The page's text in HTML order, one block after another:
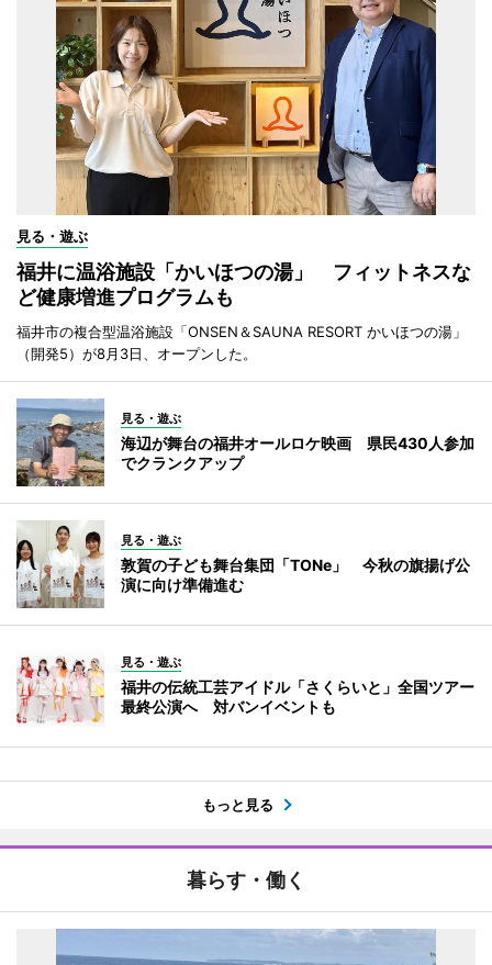
見る・遊ぶ
福井に温浴施設「かいほつの湯」 フィットネスな
ど健康増進プログラムも
福井市の複合型温浴施設「ONSEN＆SAUNA RESORT かいほつの湯」
（開発5）が8月3日、オープンした。
見る・遊ぶ
海辺が舞台の福井オールロケ映画 県民430人参加
でクランクアップ
見る・遊ぶ
敦賀の子ども舞台集団「TONe」 今秋の旗揚げ公
演に向け準備進む
見る・遊ぶ
福井の伝統工芸アイドル「さくらいと」全国ツアー
最終公演へ 対バンイベントも
もっと見る
暮らす・働く